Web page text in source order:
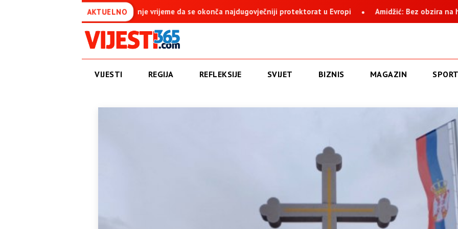
AKTUELNO
da se okonča najdugovječniji protektorat u Evropi Amidžić: Bez obzira na histeriju i nervozu, Suljagić i institucija na
VIJESTI REGIJA REFLEKSIJE SVIJET BIZNIS MAGAZIN SPORT